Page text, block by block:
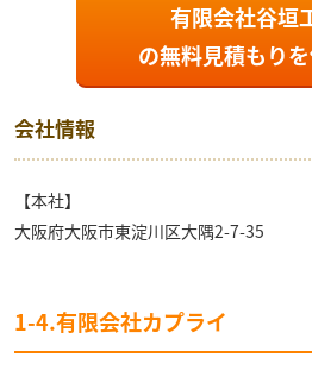
有限会社谷垣
の無料見積もり
会社情報
【本社】
大阪府大阪市東淀川区大隅2-7-35
1-4.有限会社カプライ